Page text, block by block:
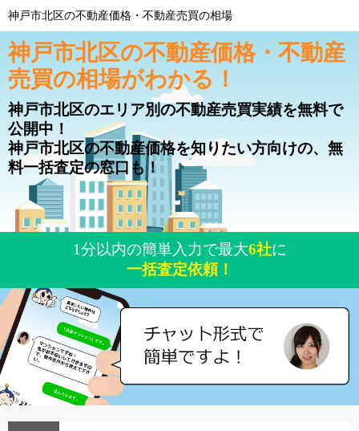
神戸市北区の不動産価格・不動産売買の相場
神戸市北区の不動産価格・不動産
売買の相場がわかる！
神戸市北区のエリア別の不動産売買実績を無料で
公開中！
神戸市北区の不動産価格を知りたい方向けの、無
料一括査定の窓口も！
1分以内の簡単入力で最大6社に
一括査定依頼！